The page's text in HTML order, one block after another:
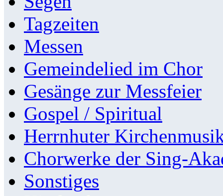
Tagzeiten
Messen
Gemeindelied im Chor
Gesänge zur Messfeier
Gospel / Spiritual
Herrnhuter
Chorwerke der Sing-
Sonstiges